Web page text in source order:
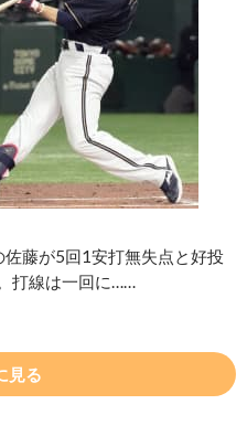
藤が5回1安打無失点と好投
打線は一回に……
見る